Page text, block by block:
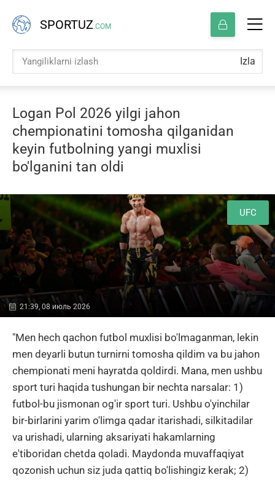
SPORTUZ.COM
Izla
Logan Pol 2026 yilgi jahon
chempionatini tomosha qilganidan
keyin futbolning yangi muxlisi
bo'lganini tan oldi
UFC
21:39, 08 июль 2026
"Men hech qachon futbol muxlisi bo'lmaganman, lekin
men deyarli butun turnirni tomosha qildim va bu jahon
chempionati meni hayratda qoldirdi. Mana, men ushbu
sport turi haqida tushungan bir nechta narsalar: 1)
futbol-bu jismonan og'ir sport turi. Ushbu o'yinchilar
bir-birlarini yarim o'limga qadar itarishadi, silkitadilar
va urishadi, ularning aksariyati hakamlarning
e'tiboridan chetda qoladi. Maydonda muvaffaqiyat
qozonish uchun siz juda qattiq bo'lishingiz kerak; 2)